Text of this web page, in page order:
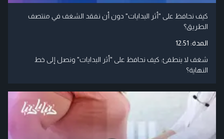
كيف نحافظ على "أثر البدايات" دون أن نفقد الشغف في منتصف
الطريق؟
المدة: 12:51
شغف لا ينطفئ: كيف نحافظ على "أثر البدايات" ونصل إلى خط
النهاية؟